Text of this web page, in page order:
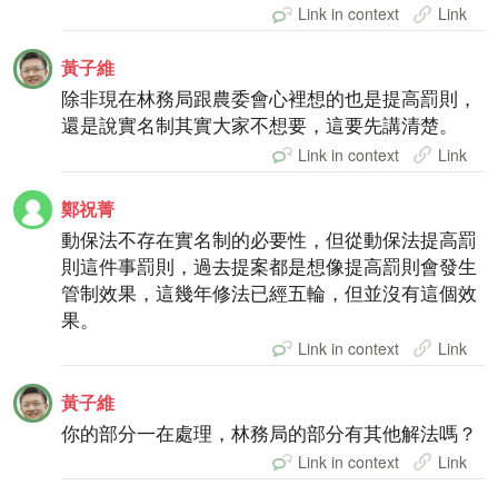
Link in context Link
黃子維
除非現在林務局跟農委會心裡想的也是提高罰則，
還是說實名制其實大家不想要，這要先講清楚。
Link in context Link
鄭祝菁
動保法不存在實名制的必要性，但從動保法提高罰
則這件事罰則，過去提案都是想像提高罰則會發生
管制效果，這幾年修法已經五輪，但並沒有這個效
果。
Link in context Link
黃子維
你的部分一在處理，林務局的部分有其他解法嗎？
Link in context Link